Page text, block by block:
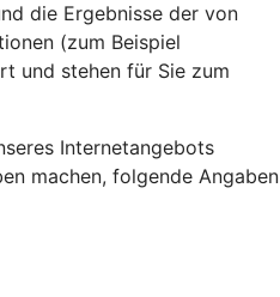
die Ergebnisse der von
(zum Beispiel
und stehen für Sie zum
Internetangebots
machen, folgende Angaben